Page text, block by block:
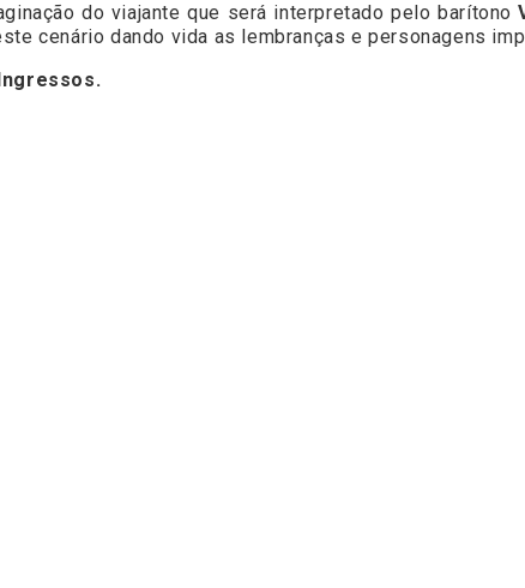
do viajante que será interpretado pelo barítono
cenário dando vida as lembranças e personagens